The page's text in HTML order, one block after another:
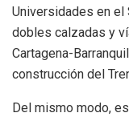
Universidades en el
dobles calzadas y
Cartagena-
construcción del
Del mismo modo,